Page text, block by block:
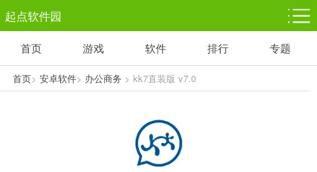
起点软件园
塔防游戏
1千+款游戏
休闲益智
1万+款游戏
体育竞技
5百+款游戏
3百+款游戏
首页 游戏 软件 排行 专题
首页> 安卓软件> 办公商务 > kk7直装版 v7.0